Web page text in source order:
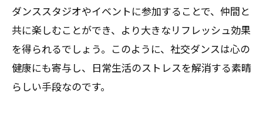
ダンススタジオやイベントに参加することで、仲間と
共に楽しむことができ、より大きなリフレッシュ効果
を得られるでしょう。このように、社交ダンスは心の
健康にも寄与し、日常生活のストレスを解消する素晴
らしい手段なのです。